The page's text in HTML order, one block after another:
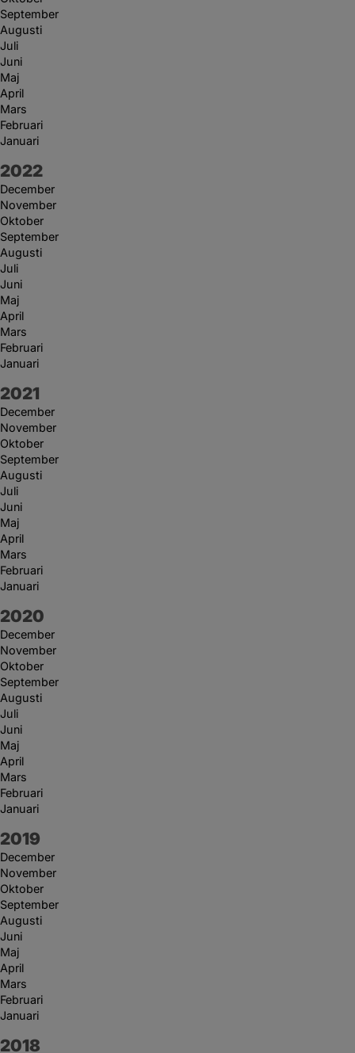
September
Augusti
Juli
Juni
Maj
April
Mars
Februari
Januari
År:
2022
December
November
Oktober
September
Augusti
Juli
Juni
Maj
April
Mars
Februari
Januari
År:
2021
December
November
Oktober
September
Augusti
Juli
Juni
Maj
April
Mars
Februari
Januari
År:
2020
December
November
Oktober
September
Augusti
Juli
Juni
Maj
April
Mars
Februari
Januari
År:
2019
December
November
Oktober
September
Augusti
Juni
Maj
April
Mars
Februari
Januari
År:
2018